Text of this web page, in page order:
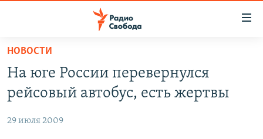
упрощенного
доступа
Вернуться
основному
АВТОРСКИЕ ПРОЕКТЫ
ЦИТАТЫ СВОБОДЫ
НОВОСТИ
На юге России перевернулся
рейсовый автобус, есть жертвы
29 июля 2009